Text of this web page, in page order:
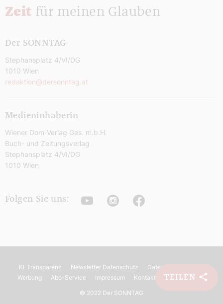
TEILEN
Zeit für meinen Glauben
Der SONNTAG
Stephansplatz 4/VI/DG
1010 Wien
redaktion@dersonntag.at
Medieninhaberin
Wiener Dom-Verlag Ges. m.b.H.
Buch- und Zeitungsverlag
Stephansplatz 4/VI/DG
1010 Wien
Folgen Sie uns: YoutubeInstagramFacebook
KI-Transparenz Newsletter Datenschutz Datenschutz
Werbung
Abo-Service Impressum Kontakt Barrierefreiheit
© 2022 Der SONNTAG